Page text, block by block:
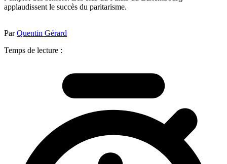
applaudissent le succès du paritarisme.
ParQuentin Gérard
Temps de lecture :